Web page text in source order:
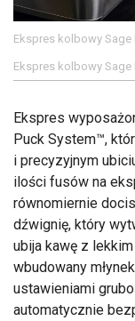
Ekspres kolbowy Sage
Ekspres kolbowy Sage
Ekspres
Puck System™,
i precyzyjnym
ilości fusów na
równomiernie
dźwignię, który
ubija kawę z
wbudowany
ustawieniami
automatycznie